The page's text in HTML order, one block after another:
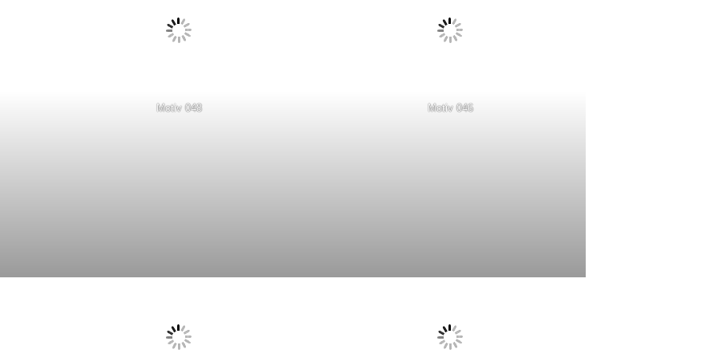
Motiv 048 Motiv 046